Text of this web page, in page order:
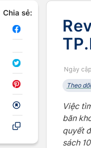
Chia sẻ:
Ngày
Theo
Việc
băn
quyết
sách